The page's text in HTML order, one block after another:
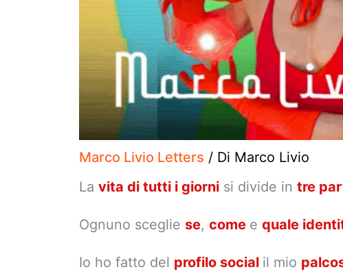
Marco Livio Letters / Di Marco Livio
La vita di tutti i giorni si divide in tre
Ognuno sceglie se, come e quale
Io ho fatto del profilo social il mio